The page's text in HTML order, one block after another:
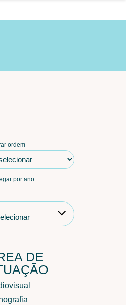
ordem
por ano
DE